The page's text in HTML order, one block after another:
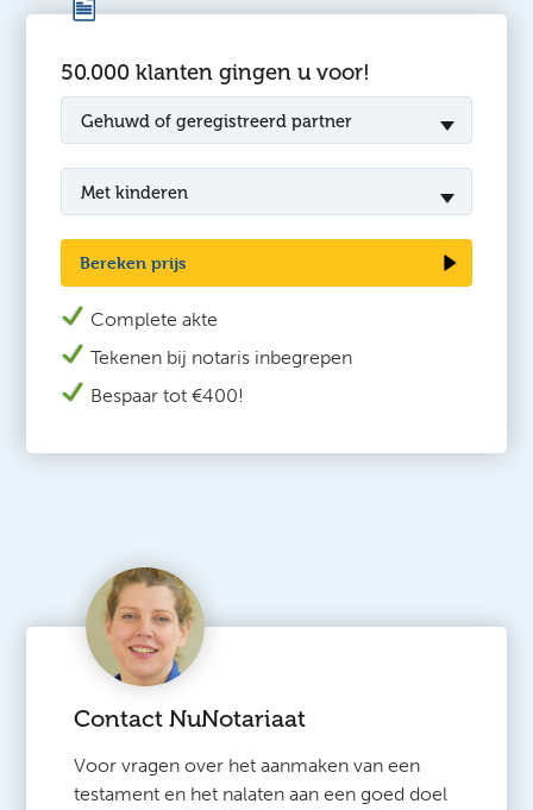
50.000 klanten gingen u voor!
Gehuwd of geregistreerd partner
Met kinderen
Bereken prijs
Complete akte
Tekenen bij notaris inbegrepen
Bespaar tot €400!
Contact NuNotariaat
Voor vragen over het aanmaken van een
testament en het nalaten aan een goed doel